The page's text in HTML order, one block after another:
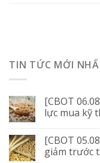
TIN TỨC MỚI
[CBOT
lực mua kỹ
[CBOT
giảm trước